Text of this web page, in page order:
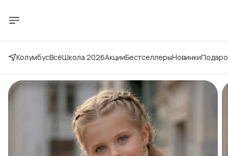
КолумбусВсёШкола 2026АкцииБестселлерыНовинки